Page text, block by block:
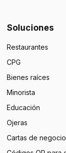
Soluciones
Restaurantes
CPG
Bienes raíces
Minorista
Educación
Ojeras
Cartas de